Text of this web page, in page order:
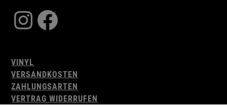
Instagram
Facebook
VINYL
VERSANDKOSTEN
ZAHLUNGSARTEN
VERTRAG WIDERRUFEN